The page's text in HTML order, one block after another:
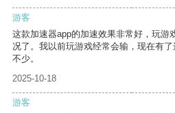
游客
这款加速器app的加速效果非常好，玩游
况了。我以前玩游戏经常会输，现在有
不少。
2025-10-18
游客